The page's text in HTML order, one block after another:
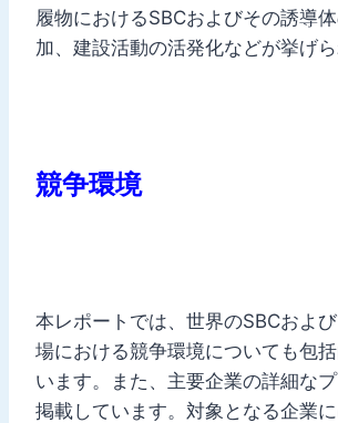
履物におけるSBCおよびその誘導
加、建設活動の活発化などが挙げら
競争環境
本レポートでは、世界のSBCおよ
場における競争環境についても包
います。また、主要企業の詳細な
掲載しています。対象となる企業